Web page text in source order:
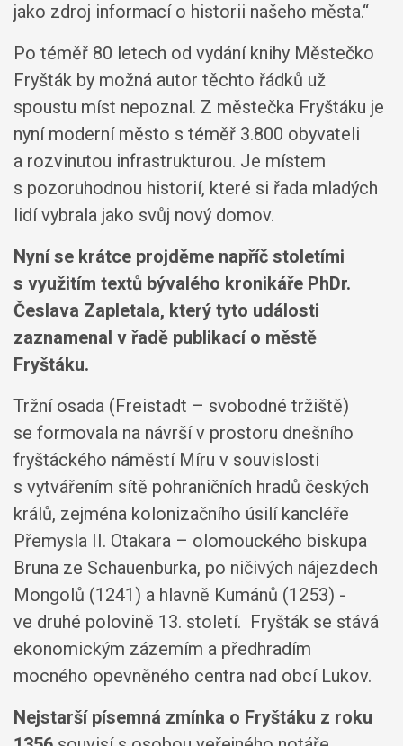
jako zdroj informací o historii našeho města.“
Po téměř 80 letech od vydání knihy Městečko
Fryšták by možná autor těchto řádků už
spoustu míst nepoznal. Z městečka Fryštáku je
nyní moderní město s téměř 3.800 obyvateli
a rozvinutou infrastrukturou. Je místem
s pozoruhodnou historií, které si řada mladých
lidí vybrala jako svůj nový domov.
Nyní se krátce projděme napříč stoletími
s využitím textů bývalého kronikáře PhDr.
Česlava Zapletala, který tyto události
zaznamenal v řadě publikací o městě
Fryštáku.
Tržní osada (Freistadt – svobodné tržiště)
se formovala na návrší v prostoru dnešního
fryštáckého náměstí Míru v souvislosti
s vytvářením sítě pohraničních hradů českých
králů, zejména kolonizačního úsilí kancléře
Přemysla II. Otakara – olomouckého biskupa
Bruna ze Schauenburka, po ničivých nájezdech
Mongolů (1241) a hlavně Kumánů (1253) -
ve druhé polovině 13. století. Fryšták se stává
ekonomickým zázemím a předhradím
mocného opevněného centra nad obcí Lukov.
Nejstarší písemná zmínka o Fryštáku z roku